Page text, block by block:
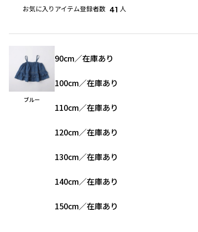
※撮影場所の関係上、着用画像は実物と若干異なる場合があります。
お気に入りアイテム登録者数 41 人
ブルー
90cm／在庫あり
100cm／在庫あり
110cm／在庫あり
120cm／在庫あり
130cm／在庫あり
140cm／在庫あり
150cm／在庫あり